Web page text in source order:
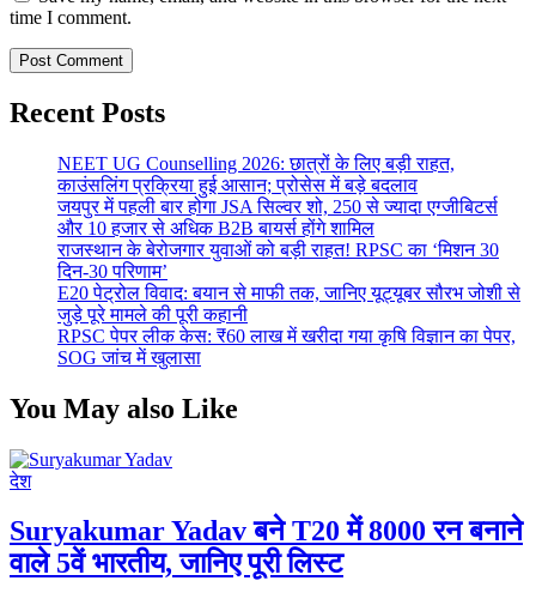
time I comment.
Recent Posts
NEET UG Counselling 2026: छात्रों के लिए बड़ी राहत,
काउंसलिंग प्रक्रिया हुई आसान; प्रोसेस में बड़े बदलाव
जयपुर में पहली बार होगा JSA सिल्वर शो, 250 से ज्यादा एग्जीबिटर्स
और 10 हजार से अधिक B2B बायर्स होंगे शामिल
राजस्थान के बेरोजगार युवाओं को बड़ी राहत! RPSC का ‘मिशन 30
दिन-30 परिणाम’
E20 पेट्रोल विवाद: बयान से माफी तक, जानिए यूट्यूबर सौरभ जोशी से
जुड़े पूरे मामले की पूरी कहानी
RPSC पेपर लीक केस: ₹60 लाख में खरीदा गया कृषि विज्ञान का पेपर,
SOG जांच में खुलासा
You May also Like
देश
Suryakumar Yadav बने T20 में 8000 रन बनाने
वाले 5वें भारतीय, जानिए पूरी लिस्ट